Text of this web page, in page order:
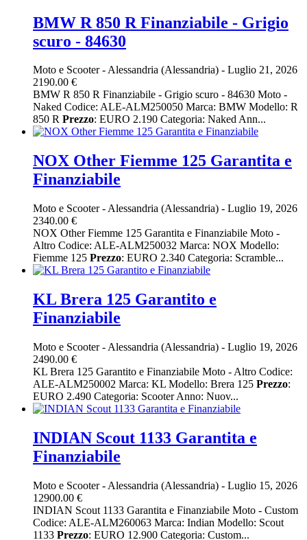
BMW R 850 R Finanziabile - Grigio
scuro - 84630
Moto e Scooter-Alessandria (Alessandria) - Luglio 21, 2026
2190.00 €
BMW R 850 R Finanziabile - Grigio scuro - 84630 Moto -
Naked Codice: ALE-ALM250050 Marca: BMW Modello: R
850 R Prezzo: EURO 2.190 Categoria: Naked Ann...
NOX Other Fiemme 125 Garantita e
Finanziabile
Moto e Scooter- Alessandria (Alessandria) - Luglio 19, 2026
2340.00 €
NOX Other Fiemme 125 Garantita e Finanziabile Moto -
Altro Codice: ALE-ALM250032 Marca: NOX Modello:
Fiemme 125 Prezzo: EURO 2.340 Categoria: Scramble...
KL Brera 125 Garantito e
Finanziabile
Moto e Scooter- Alessandria (Alessandria) - Luglio 19, 2026
2490.00 €
KL Brera 125 Garantito e Finanziabile Moto - Altro Codice:
ALE-ALM250002 Marca: KL Modello: Brera 125 Prezzo:
EURO 2.490 Categoria: Scooter Anno: Nuov...
INDIAN Scout 1133 Garantita e
Finanziabile
Moto e Scooter- Alessandria (Alessandria) - Luglio 15, 2026
12900.00 €
INDIAN Scout 1133 Garantita e Finanziabile Moto - Custom
Codice: ALE-ALM260063 Marca: Indian Modello: Scout
1133 Prezzo: EURO 12.900 Categoria: Custom...